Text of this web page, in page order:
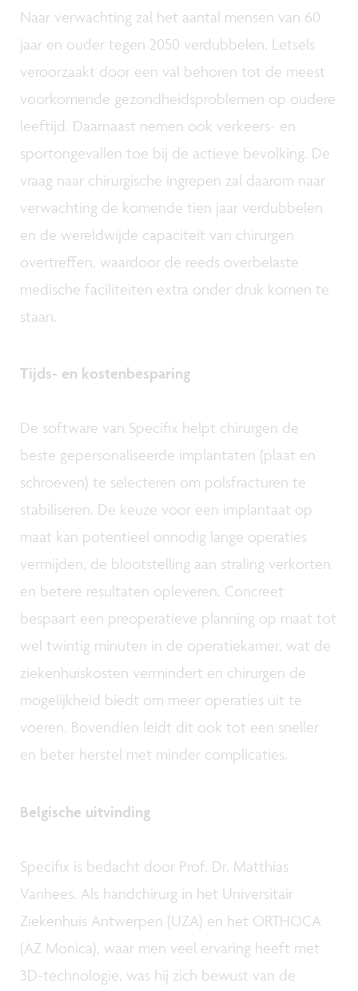
Naar verwachting zal het aantal mensen van 60
jaar en ouder tegen 2050 verdubbelen. Letsels
veroorzaakt door een val behoren tot de meest
voorkomende gezondheidsproblemen op oudere
leeftijd. Daarnaast nemen ook verkeers- en
sportongevallen toe bij de actieve bevolking. De
vraag naar chirurgische ingrepen zal daarom naar
verwachting de komende tien jaar verdubbelen
en de wereldwijde capaciteit van chirurgen
overtreffen, waardoor de reeds overbelaste
medische faciliteiten extra onder druk komen te
staan.
Tijds- en kostenbesparing
De software van Specifix helpt chirurgen de
beste gepersonaliseerde implantaten (plaat en
schroeven) te selecteren om polsfracturen te
stabiliseren. De keuze voor een implantaat op
maat kan potentieel onnodig lange operaties
vermijden, de blootstelling aan straling verkorten
en betere resultaten opleveren. Concreet
bespaart een preoperatieve planning op maat tot
wel twintig minuten in de operatiekamer, wat de
ziekenhuiskosten vermindert en chirurgen de
mogelijkheid biedt om meer operaties uit te
voeren. Bovendien leidt dit ook tot een sneller
en beter herstel met minder complicaties.
Belgische uitvinding
Specifix is bedacht door Prof. Dr. Matthias
Vanhees. Als handchirurg in het Universitair
Ziekenhuis Antwerpen (UZA) en het ORTHOCA
(AZ Monica), waar men veel ervaring heeft met
3D-technologie, was hij zich bewust van de